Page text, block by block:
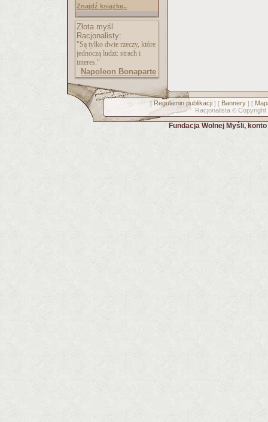
Znajdź książkę..
Złota myśl
Racjonalisty:
"Są tylko dwie rzeczy, które
jednoczą ludzi: strach i
interes."
Napoleon Bonaparte
[ Regulamin publikacji] [ Bannery] [
Racjonalista © Copyright
Fundacja Wolnej Myśli,